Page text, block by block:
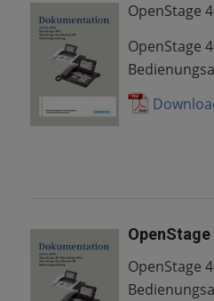
OpenStage
OpenStage
OpenStage
OpenStage